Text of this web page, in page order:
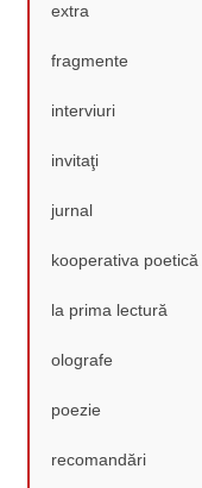
extra
fragmente
interviuri
invitaţi
jurnal
kooperativa poetică
la prima lectură
olografe
poezie
recomandări